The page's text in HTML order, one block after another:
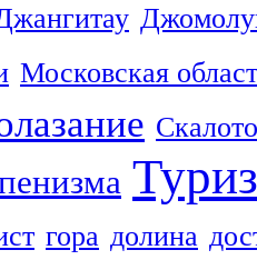
Московская
гора долина